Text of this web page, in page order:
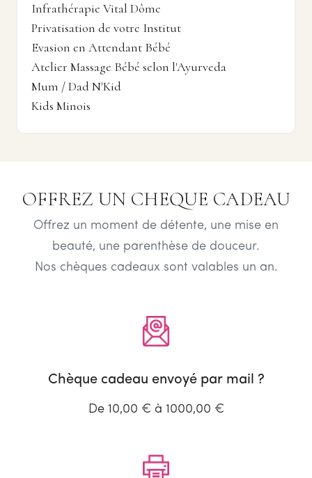
Infrathérapie Vital Dôme
Privatisation de votre Institut
Evasion en Attendant Bébé
Atelier Massage Bébé selon l'Ayurveda
Mum / Dad N'Kid
Kids Minois
OFFREZ UN CHEQUE CADEAU
Offrez un moment de détente, une mise en
beauté, une parenthèse de douceur.
Nos chèques cadeaux sont valables un an.
Chèque cadeau envoyé par mail ?
De 10,00 € à 1000,00 €